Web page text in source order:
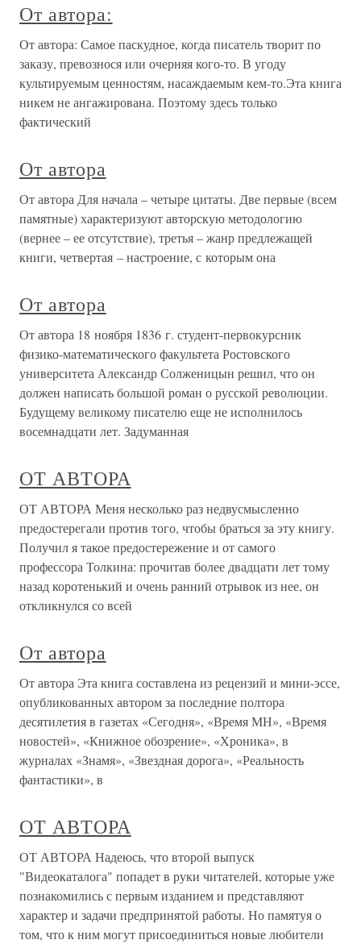
От автора:
От автора: Самое паскудное, когда писатель творит по
заказу, превознося или очерняя кого-то. В угоду
культируемым ценностям, насаждаемым кем-то.Эта книга
никем не ангажирована. Поэтому здесь только
фактический
От автора
От автора Для начала – четыре цитаты. Две первые (всем
памятные) характеризуют авторскую методологию
(вернее – ее отсутствие), третья – жанр предлежащей
книги, четвертая – настроение, с которым она
От автора
От автора 18 ноября 1836 г. студент-первокурсник
физико-математического факультета Ростовского
университета Александр Солженицын решил, что он
должен написать большой роман о русской революции.
Будущему великому писателю еще не исполнилось
восемнадцати лет. Задуманная
ОТ АВТОРА
ОТ АВТОРА Меня несколько раз недвусмысленно
предостерегали против того, чтобы браться за эту книгу.
Получил я такое предостережение и от самого
профессора Толкина: прочитав более двадцати лет тому
назад коротенький и очень ранний отрывок из нее, он
откликнулся со всей
От автора
От автора Эта книга составлена из рецензий и мини-эссе,
опубликованных автором за последние полтора
десятилетия в газетах «Сегодня», «Время МН», «Время
новостей», «Книжное обозрение», «Хроника», в
журналах «Знамя», «Звездная дорога», «Реальность
фантастики», в
ОТ АВТОРА
ОТ АВТОРА Надеюсь, что второй выпуск
"Видеокаталога" попадет в руки читателей, которые уже
познакомились с первым изданием и представляют
характер и задачи предпринятой работы. Но памятуя о
том, что к ним могут присоединиться новые любители